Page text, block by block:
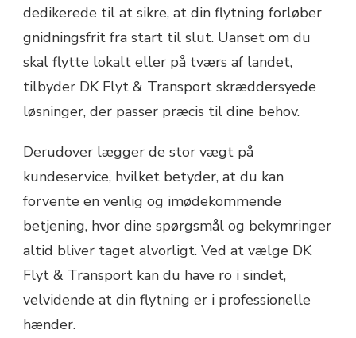
dedikerede til at sikre, at din flytning forløber
gnidningsfrit fra start til slut. Uanset om du
skal flytte lokalt eller på tværs af landet,
tilbyder DK Flyt & Transport skræddersyede
løsninger, der passer præcis til dine behov.
Derudover lægger de stor vægt på
kundeservice, hvilket betyder, at du kan
forvente en venlig og imødekommende
betjening, hvor dine spørgsmål og bekymringer
altid bliver taget alvorligt. Ved at vælge DK
Flyt & Transport kan du have ro i sindet,
velvidende at din flytning er i professionelle
hænder.